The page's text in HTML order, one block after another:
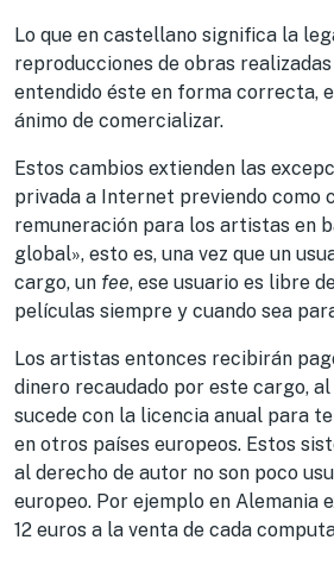
Lo que en castellano significa la
reproducciones de obras
entendido éste en forma correcta,
ánimo de comercializar.
Estos cambios extienden las
privada a Internet previendo como
remuneración para los artistas en
global», esto es, una vez que un
cargo, un fee, ese usuario es libre
películas siempre y cuando sea
Los artistas entonces recibirán
dinero recaudado por este cargo,
sucede con la licencia anual para
en otros países europeos. Estos
al derecho de autor no son poco
europeo. Por ejemplo en Alemania
12 euros a la venta de cada